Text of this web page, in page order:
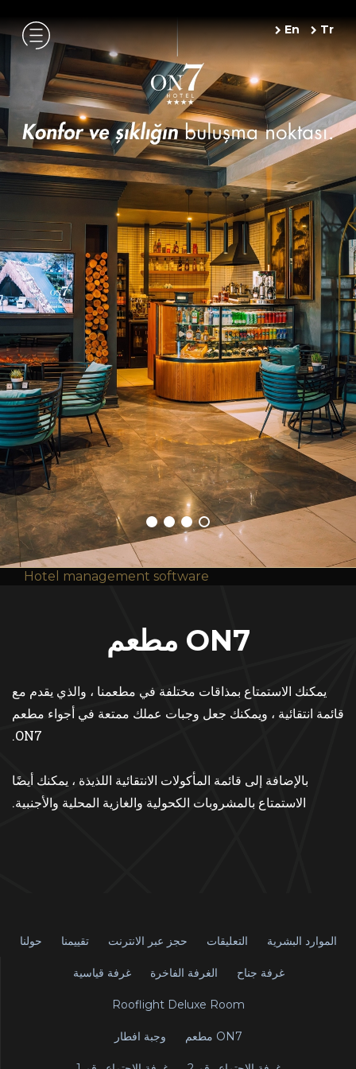
En Tr
Hotel management software
مطعم ON7
يمكنك الاستمتاع بمذاقات مختلفة في مطعمنا ، والذي يقدم مع
قائمة انتقائية ، ويمكنك جعل وجبات عملك ممتعة في أجواء مطعم
ON7.
بالإضافة إلى قائمة المأكولات الانتقائية اللذيذة ، يمكنك أيضًا
الاستمتاع بالمشروبات الكحولية والغازية المحلية والأجنبية.
حولنا تقييمنا حجز عبر الانترنت التعليقات الموارد البشرية
غرفة قياسية الغرفة الفاخرة غرفة جناح
Rooflight Deluxe Room
وجبة افطار مطعم ON7